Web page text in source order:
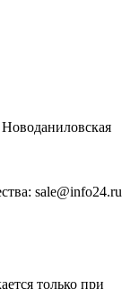
sale@info24.ru
только при